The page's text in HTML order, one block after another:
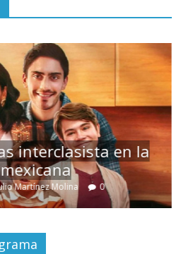
interclasista en la
Martínez Molina 0